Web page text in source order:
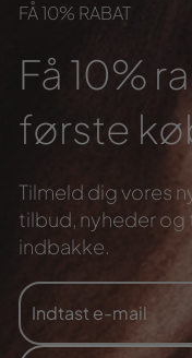
FÅ 10% RABAT
Få 10%
første
Tilmeld dig vores
tilbud, nyheder og
indbakke.
INDTAST
E-
MAIL
TILMELD